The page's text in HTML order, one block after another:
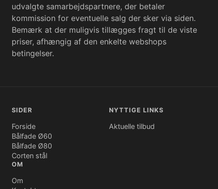
udvalgte samarbejdspartnere, der betaler
kommission for eventuelle salg der sker via siden.
Bemærk at der muligvis tillægges fragt til de viste
priser, afhængig af den enkelte webshops
betingelser.
SIDER
Forside
Bålfade Ø60
Bålfade Ø80
Corten stål
NYTTIGE LINKS
Aktuelle tilbud
OM
Om